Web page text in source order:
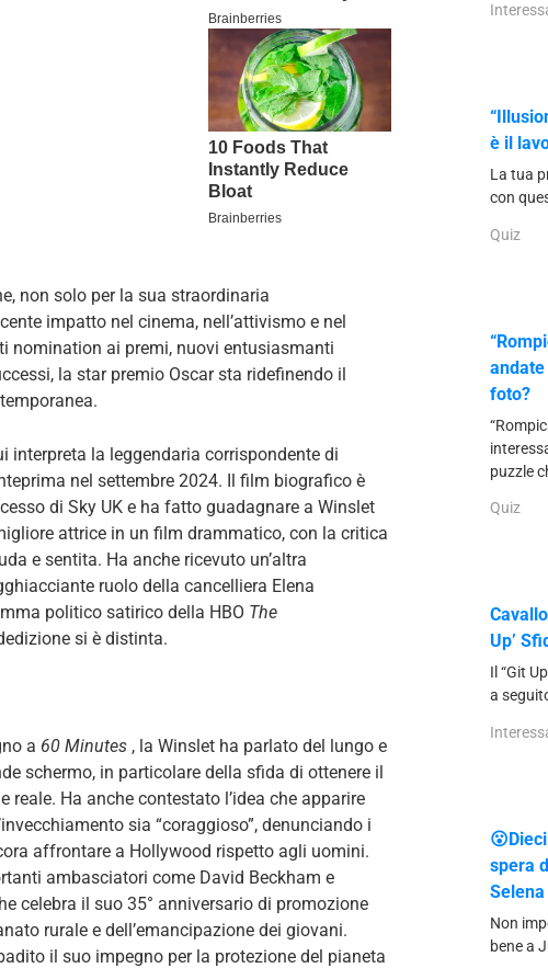
non solo per la sua straordinaria
impatto nel cinema, nell’attivismo e nel
nomination ai premi, nuovi entusiasmanti
la star premio Oscar sta ridefinendo il
interpreta la leggendaria corrispondente di
nel settembre 2024. Il film biografico è
di Sky UK e ha fatto guadagnare a Winslet
attrice in un film drammatico, con la critica
e sentita. Ha anche ricevuto un’altra
ruolo della cancelliera Elena
politico satirico della HBO The
si è distinta.
a 60 Minutes , la Winslet ha parlato del lungo e
schermo, in particolare della sfida di ottenere il
Ha anche contestato l’idea che apparire
sia “coraggioso”, denunciando i
affrontare a Hollywood rispetto agli uomini.
ambasciatori come David Beckham e
celebra il suo 35° anniversario di promozione
rurale e dell’emancipazione dei giovani.
il suo impegno per la protezione del pianeta
è il
La tua
con
Quiz
andate
foto?
puzzle
Quiz
Up’
Il “Git
a
spera
Non
bene a